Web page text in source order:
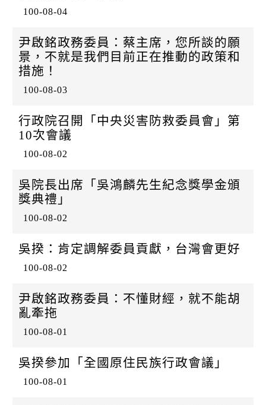
100-08-04
尹啟銘政務委員：蔡主席，您所談的願
景，不就是我們目前正在推動的政策和
措施！
100-08-03
行政院召開「中央災害防救委員會」第
10次會議
100-08-02
吳院長出席「吳鴻麟先生紀念獎學金頒
獎典禮」
100-08-02
吳揆：肯定調解委員貢獻，台灣會更好
100-08-02
尹啟銘政務委員：不懂財經，就不能胡
亂牽拖
100-08-01
吳揆參加「全國原住民族行政會議」
100-08-01